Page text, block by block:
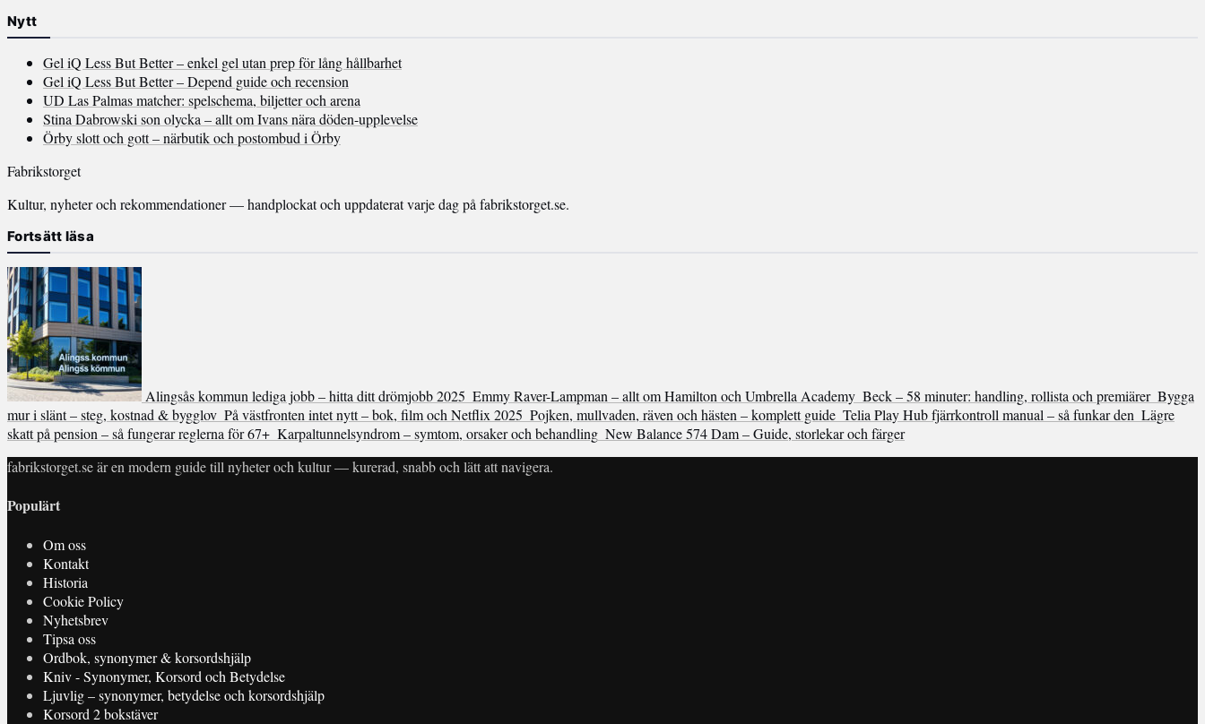
Nytt
Gel iQ Less But Better – enkel gel utan prep för lång hållbarhet
Gel iQ Less But Better – Depend guide och recension
UD Las Palmas matcher: spelschema, biljetter och arena
Stina Dabrowski son olycka – allt om Ivans nära döden-upplevelse
Örby slott och gott – närbutik och postombud i Örby
Fabrikstorget
Kultur, nyheter och rekommendationer — handplockat och uppdaterat varje dag på fabrikstorget.se.
Fortsätt läsa
Alingsås kommun lediga jobb – hitta ditt drömjobb 2025 Emmy Raver-Lampman – allt om Hamilton och Umbrella Academy Beck – 58 minuter: handling, rollista och premiärer Bygga
mur i slänt – steg, kostnad & bygglov På västfronten intet nytt – bok, film och Netflix 2025 Pojken, mullvaden, räven och hästen – komplett guide Telia Play Hub fjärrkontroll manual – så funkar den Lägre
skatt på pension – så fungerar reglerna för 67+ Karpaltunnelsyndrom – symtom, orsaker och behandling New Balance 574 Dam – Guide, storlekar och färger
fabrikstorget.se är en modern guide till nyheter och kultur — kurerad, snabb och lätt att navigera.
Populärt
Om oss
Kontakt
Historia
Cookie Policy
Nyhetsbrev
Tipsa oss
Ordbok, synonymer & korsordshjälp
Kniv - Synonymer, Korsord och Betydelse
Ljuvlig – synonymer, betydelse och korsordshjälp
Korsord 2 bokstäver